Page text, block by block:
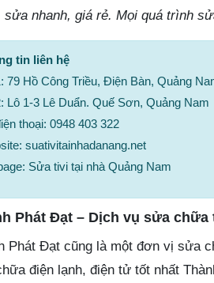
sửa nhanh, giá rẻ. Mọi quá trình
tin liên hệ
79 Hồ Công Triều, Điện Bàn, Quảng
Lô 1-3 Lê Duẩn. Quế Sơn, Quảng Nam
thoại: 0948 403 322
suativitainhadanang.net
Sửa tivi tại nhà Quảng Nam
Phát Đạt – Dịch vụ sửa
Phát Đạt cũng là một đơn vị sửa
điện lạnh, điện tử tốt nhất